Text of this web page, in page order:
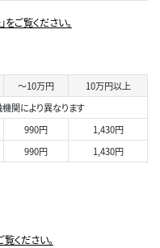
ご覧ください。
～10万円
10万円以上
関により異なります
990円
1,430円
990円 1,430円
ください。